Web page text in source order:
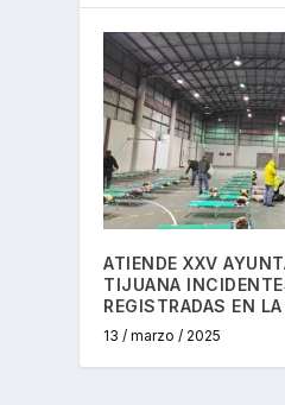
ATIENDE XXV
TIJUANA
REGISTRADAS EN
13 / marzo / 2025